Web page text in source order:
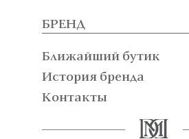
БРЕНД
Ближайший бутик
История бренда
Контакты